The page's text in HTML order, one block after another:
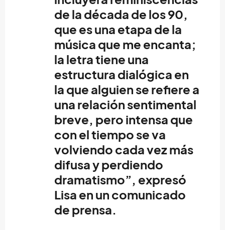
de la década de los 90,
que es una etapa de la
música que me encanta;
la letra tiene una
estructura dialógica en
la que alguien se refiere a
una relación sentimental
breve, pero intensa que
con el tiempo se va
volviendo cada vez más
difusa y perdiendo
dramatismo”, expresó
Lisa en un comunicado
de prensa.